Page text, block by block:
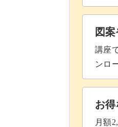
図
講座
ンロ
お
月額